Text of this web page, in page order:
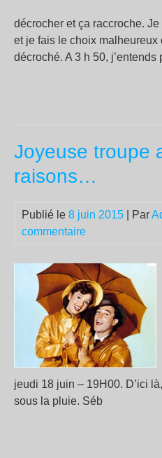
décrocher et ça raccroche.
et je fais le choix
décroché. A 3 h 50,
Joyeuse troupe
raisons…
Publié le 8 juin 2015 | Par
commentaire
jeudi 18 juin – 19H00. D’ici
sous la pluie. Séb